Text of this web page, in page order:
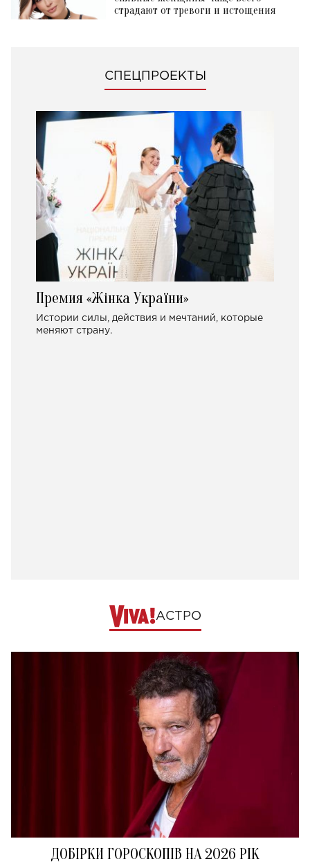
страдают от тревоги и истощения
СПЕЦПРОЕКТЫ
Премия «Жінка України»
Истории силы, действия и мечтаний, которые
меняют страну.
АСТРО
ДОБІРКИ ГОРОСКОПІВ НА 2026 РІК